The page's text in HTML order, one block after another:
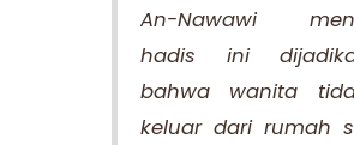
An-Nawawi
hadis ini
bahwa wanita
keluar dari rumah